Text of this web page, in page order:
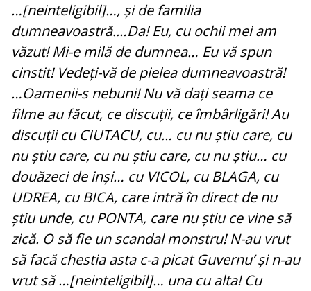
…[neinteligibil]…, și de familia
dumneavoastră.…Da! Eu, cu ochii mei am
văzut! Mi-e milă de dumnea… Eu vă spun
cinstit! Vedeți-vă de pielea dumneavoastră!
…Oamenii-s nebuni! Nu vă dați seama ce
filme au făcut, ce discuții, ce îmbârligări! Au
discuții cu CIUTACU, cu… cu nu știu care, cu
nu știu care, cu nu știu care, cu nu știu… cu
douăzeci de inși… cu VICOL, cu BLAGA, cu
UDREA, cu BICA, care intră în direct de nu
știu unde, cu PONTA, care nu știu ce vine să
zică. O să fie un scandal monstru! N-au vrut
să facă chestia asta c-a picat Guvernu’ și n-au
vrut să …[neinteligibil]… una cu alta! Cu